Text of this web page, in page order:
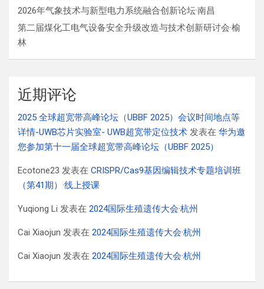
2026年气象技术与新型电力系统融合创新论坛·南昌
第二届煤化工电气设备安全升级改造与技术创新研讨会·榆
林
近期评论
2025 全球超宽带高峰论坛（UBBF 2025）会议时间地点等
详情-UWB芯片实验室- UWB超宽带定位技术 发表在 华为邀
您参加第十一届全球超宽带高峰论坛（UBBF 2025）
Ecotone23 发表在 CRISPR/Cas9基因编辑技术专题培训班
（第41期）·线上授课
Yuqiong Li 发表在 2024国际生殖遗传大会·杭州
Cai Xiaojun 发表在 2024国际生殖遗传大会·杭州
Cai Xiaojun 发表在 2024国际生殖遗传大会·杭州